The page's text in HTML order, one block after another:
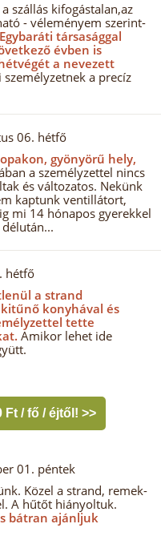
szállás kifogástalan,az
- véleményem szerint-
Egybaráti társasággal
évben is
a nevezett
a precíz
06. hétfő
gyönyörű hely,
a személyzettel nincs
és változatos. Nekünk
kaptunk ventillátort,
mi 14 hónapos gyerekkel
hétfő
a strand
konyhával és
tette
Amikor lehet ide
Ft / fő / éjtől! >>
01. péntek
Közel a strand, remek-
A hűtőt hiányoltuk.
bátran ajánljuk